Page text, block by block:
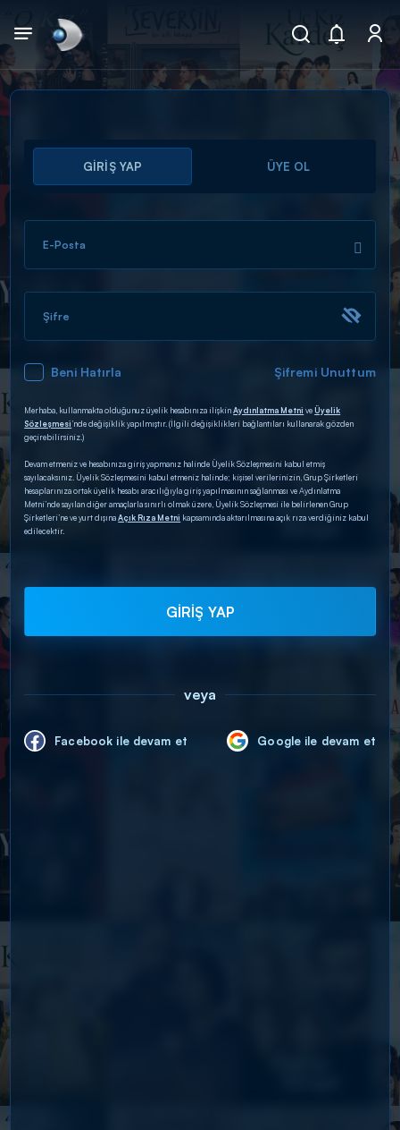
Arama
ARAMA SONUÇLARI
DİĞER SONUÇLAR
GİRİŞ YAP ÜYE OL
E-Posta
Şifre
Beni Hatırla Şifremi Unuttum
Merhaba, kullanmakta olduğunuz üyelik hesabınıza ilişkinAydınlatma Metni veÜyelik
Sözleşmesi’nde değişiklik yapılmıştır. (İlgili değişiklikleri bağlantıları kullanarak gözden
geçirebilirsiniz.)
Devam etmeniz ve hesabınıza giriş yapmanız halinde Üyelik Sözleşmesini kabul etmiş
sayılacaksınız. Üyelik Sözleşmesini kabul etmeniz halinde; kişisel verilerinizin, Grup Şirketleri
hesaplarınıza ortak üyelik hesabı aracılığıyla giriş yapılmasının sağlanması ve Aydınlatma
Metni’nde sayılan diğer amaçlarla sınırlı olmak üzere, Üyelik Sözleşmesi ile belirlenen Grup
Şirketleri’ne ve yurt dışınaAçık Rıza Metni kapsamında aktarılmasına açık rıza verdiğiniz kabul
edilecektir.
GİRİŞ YAP
veya
Facebook ile devam et Google ile devam et